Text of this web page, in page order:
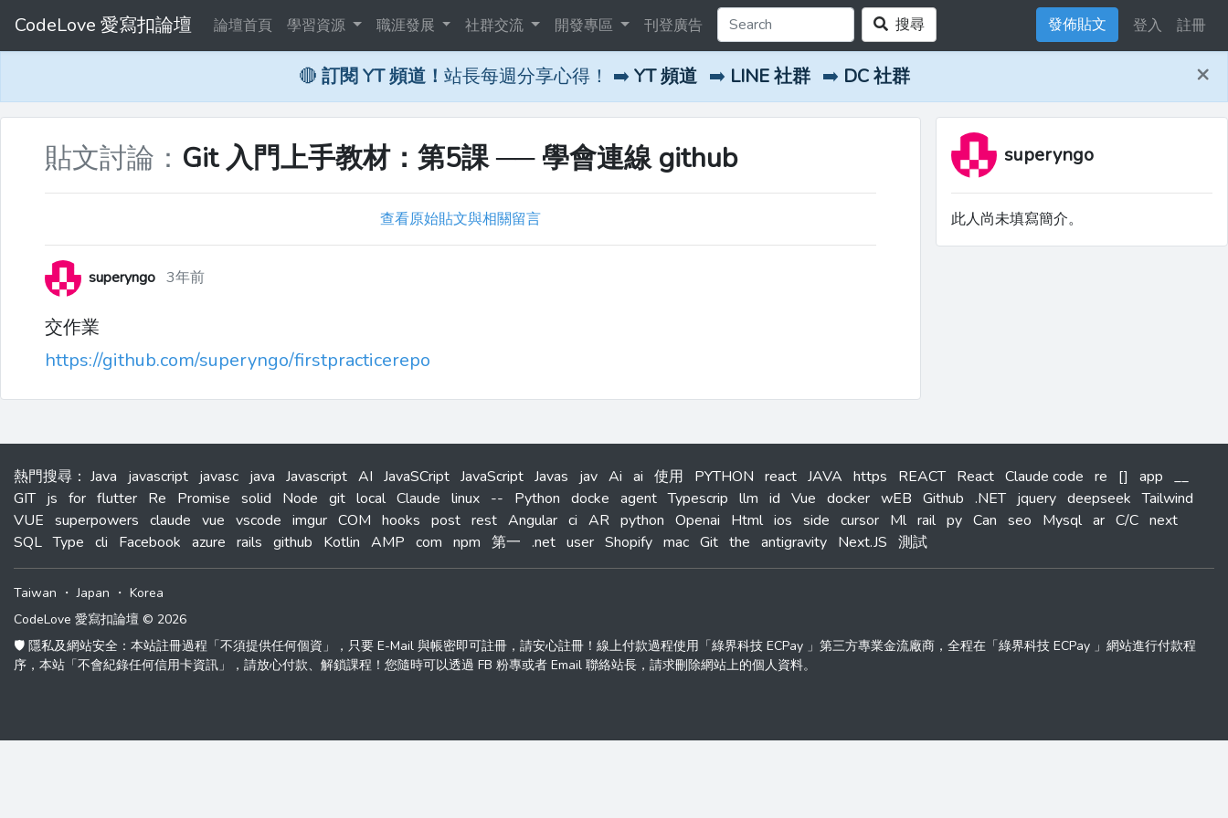
CodeLove 愛寫扣論壇 論壇首頁 學習資源 職涯發展 社群交流 開發專區 刊登廣告 搜尋 發佈貼文 登入 註冊
🔴 訂閱 YT 頻道！ 站長每週分享心得！ ➡️ YT 頻道 ➡️ LINE 社群 ➡️ DC 社群 ×
貼文討論： Git 入門上手教材：第5課 ── 學會連線 github
查看原始貼文與相關留言
superyngo 3年前
交作業
https://github.com/superyngo/firstpracticerepo
superyngo
此人尚未填寫簡介。
熱門搜尋 ： Java javascript javasc java Javascript AI JavaSCript JavaScript Javas jav Ai ai 使用 PYTHON react JAVA https REACT React Claude code re [] app __
GIT js for flutter Re Promise solid Node git local Claude linux -- Python docke agent Typescrip llm id Vue docker wEB Github .NET jquery deepseek Tailwind
VUE superpowers claude vue vscode imgur COM hooks post rest Angular ci AR python Openai Html ios side cursor Ml rail py Can seo Mysql ar C/C next
SQL Type cli Facebook azure rails github Kotlin AMP com npm 第一 .net user Shopify mac Git the antigravity Next.JS 測試
Taiwan ・Japan ・ Korea
CodeLove 愛寫扣論壇 © 2026
🛡️ 隱私及網站安全：本站註冊過程「不須提供任何個資」，只要 E-Mail 與帳密即可註冊，請安心註冊！線上付款過程使用「綠界科技 ECPay 」第三方專業金流廠商，全程在「綠界科技 ECPay 」網站進行付款程
序，本站「不會紀錄任何信用卡資訊」，請放心付款、解鎖課程！您隨時可以透過 FB 粉專或者 Email 聯絡站長，請求刪除網站上的個人資料。